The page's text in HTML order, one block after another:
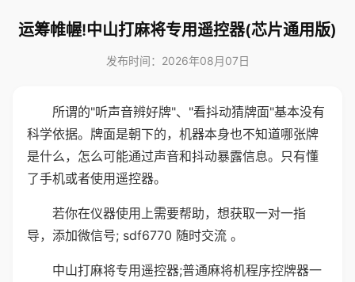
运筹帷幄!中山打麻将专用遥控器(芯片通用版)
发布时间：2026年08月07日
所谓的"听声音辨好牌"、"看抖动猜牌面"基本没有
科学依据。牌面是朝下的，机器本身也不知道哪张牌
是什么，怎么可能通过声音和抖动暴露信息。只有懂
了手机或者使用遥控器。
若你在仪器使用上需要帮助，想获取一对一指
导，添加微信号; sdf6770 随时交流 。
中山打麻将专用遥控器;普通麻将机程序控牌器一